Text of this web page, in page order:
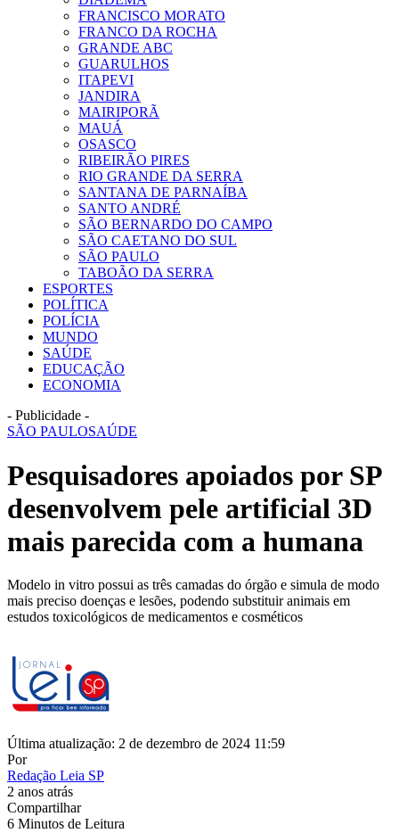
FRANCISCO MORATO
FRANCO DA ROCHA
GRANDE ABC
GUARULHOS
ITAPEVI
JANDIRA
MAIRIPORÃ
MAUÁ
OSASCO
RIBEIRÃO PIRES
RIO GRANDE DA SERRA
SANTANA DE PARNAÍBA
SANTO ANDRÉ
SÃO BERNARDO DO CAMPO
SÃO CAETANO DO SUL
SÃO PAULO
TABOÃO DA SERRA
ESPORTES
POLÍTICA
POLÍCIA
MUNDO
SAÚDE
EDUCAÇÃO
ECONOMIA
- Publicidade -
SÃO PAULOSAÚDE
Pesquisadores apoiados por SP
desenvolvem pele artificial 3D
mais parecida com a humana
Modelo in vitro possui as três camadas do órgão e simula de modo
mais preciso doenças e lesões, podendo substituir animais em
estudos toxicológicos de medicamentos e cosméticos
Última atualização: 2 de dezembro de 2024 11:59
Por
Redação Leia SP
2 anos atrás
Compartilhar
6 Minutos de Leitura